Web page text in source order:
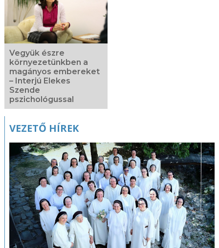
Vegyük észre
környezetünkben a
magányos embereket
– Interjú Elekes
Szende
pszichológussal
VEZETŐ HÍREK